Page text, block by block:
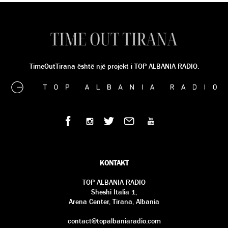
TimeOutTirana është një projekt i TOP ALBANIA RADIO.
KONTAKT
TOP ALBANIA RADIO
Sheshi Italia 1,
Arena Center, Tirana, Albania
contact@topalbaniaradio.com